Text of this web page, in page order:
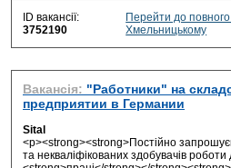
ID вакансії:
3752190
Перейти до повного
Хмельницькому
Вакансія: "Работники" на
предприятии в Германии
Sital
<p><strong><strong>Постійно
та некваліфікованих здобувачів